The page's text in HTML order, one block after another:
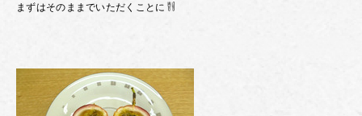
まずはそのままでいただくことに